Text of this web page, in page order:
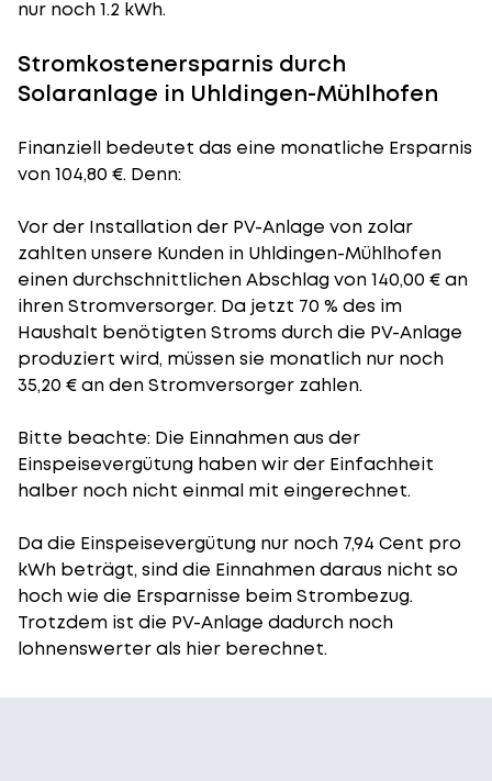
nur noch 1.2 kWh.
Stromkostenersparnis durch
Solaranlage in Uhldingen-Mühlhofen
Finanziell bedeutet das eine monatliche Ersparnis
von 104,80 €. Denn:
Vor der Installation der PV-Anlage von zolar
zahlten unsere Kunden in Uhldingen-Mühlhofen
einen durchschnittlichen Abschlag von 140,00 € an
ihren Stromversorger. Da jetzt 70 % des im
Haushalt benötigten Stroms durch die PV-Anlage
produziert wird, müssen sie monatlich nur noch
35,20 € an den Stromversorger zahlen.
Bitte beachte: Die Einnahmen aus der
Einspeisevergütung haben wir der Einfachheit
halber noch nicht einmal mit eingerechnet.
Da die Einspeisevergütung nur noch 7,94 Cent pro
kWh beträgt, sind die Einnahmen daraus nicht so
hoch wie die Ersparnisse beim Strombezug.
Trotzdem ist die PV-Anlage dadurch noch
lohnenswerter als hier berechnet.